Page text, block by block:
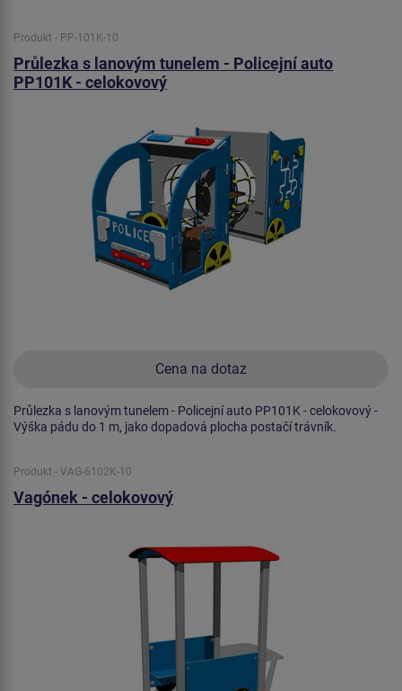
Produkt - PP-101K-10
Průlezka s lanovým tunelem - Policejní auto
PP101K - celokovový
Cena na dotaz
Průlezka s lanovým tunelem - Policejní auto PP101K - celokovový -
Výška pádu do 1 m, jako dopadová plocha postačí trávník.
Produkt - VAG-6102K-10
Vagónek - celokovový